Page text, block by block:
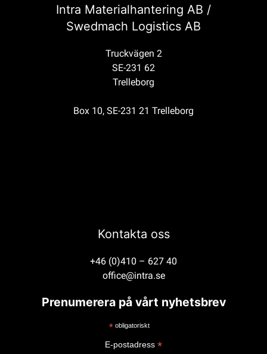
Intra Materialhantering AB /
Swedmach Logistics AB
Truckvägen 2
SE-231 62
Trelleborg
Box 10, SE-231 21 Trelleborg
Kontakta oss
+46 (0)410 – 627 40
office@intra.se
Prenumerera på vårt nyhetsbrev
* obligatoriskt
E-postadress *